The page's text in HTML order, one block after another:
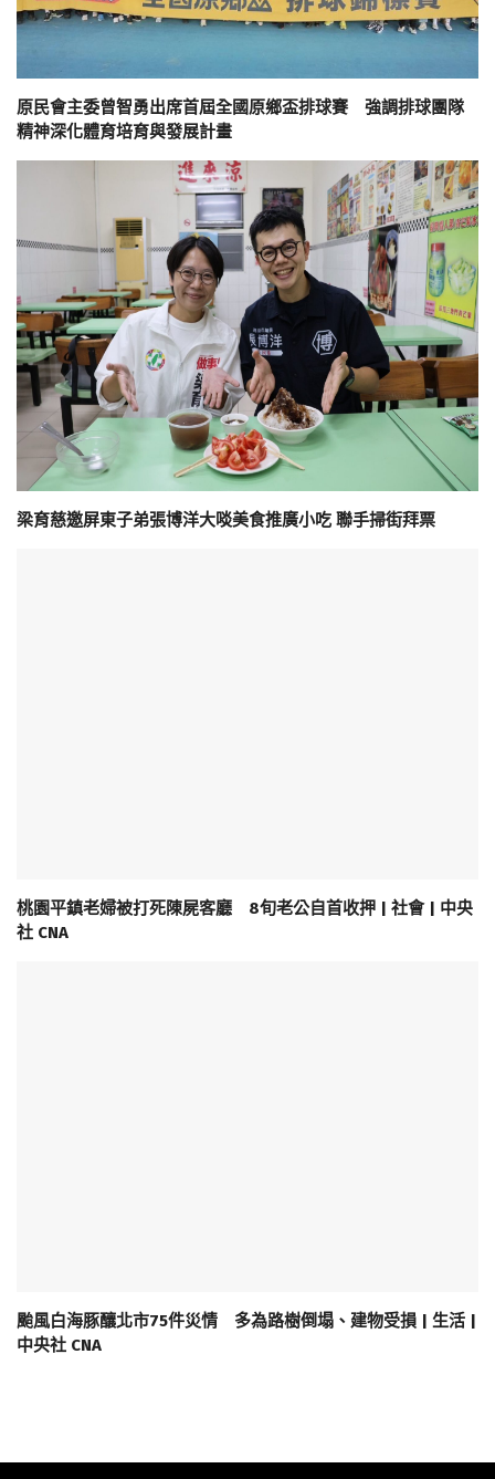
原民會主委曾智勇出席首屆全國原鄉盃排球賽 強調排球團隊
精神深化體育培育與發展計畫
梁育慈邀屏東子弟張博洋大啖美食推廣小吃 聯手掃街拜票
桃園平鎮老婦被打死陳屍客廳 8旬老公自首收押 | 社會 | 中央
社 CNA
颱風白海豚釀北市75件災情 多為路樹倒塌、建物受損 | 生活 |
中央社 CNA